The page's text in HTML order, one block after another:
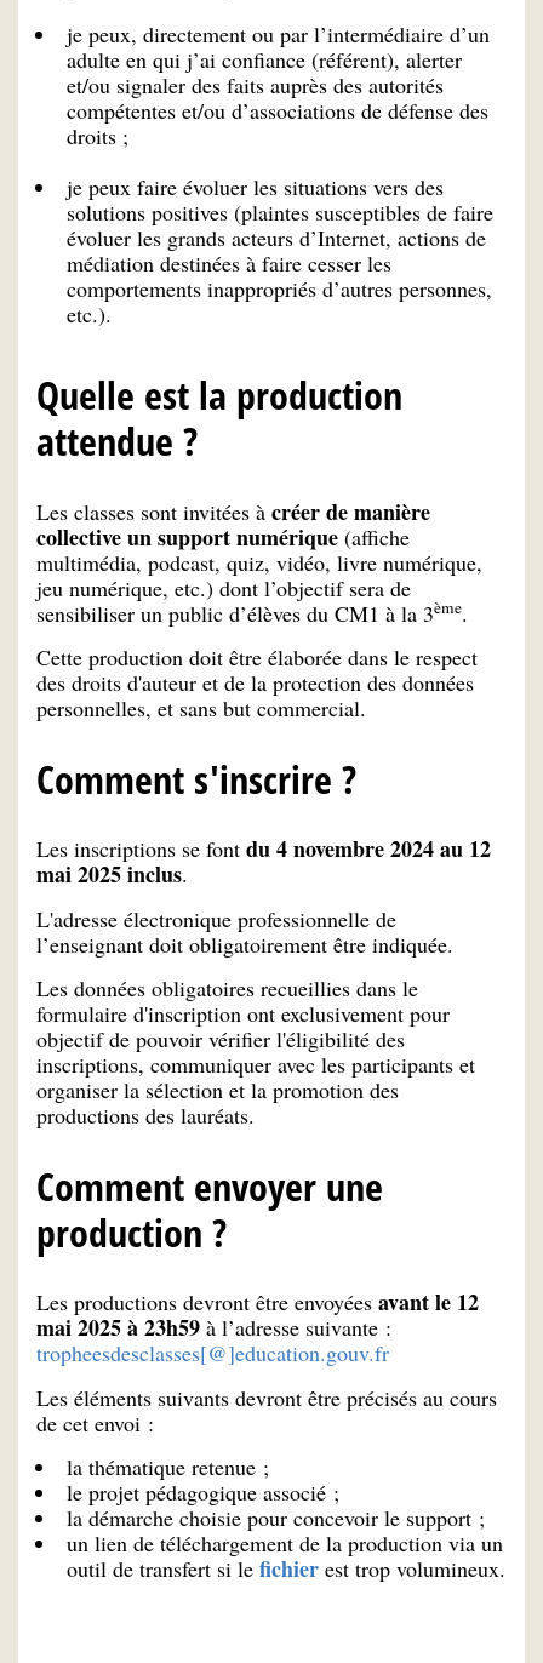
je peux, directement ou par l’intermédiaire d’un
adulte en qui j’ai confiance (référent), alerter
et/ou signaler des faits auprès des autorités
compétentes et/ou d’associations de défense des
droits ;
je peux faire évoluer les situations vers des
solutions positives (plaintes susceptibles de faire
évoluer les grands acteurs d’Internet, actions de
médiation destinées à faire cesser les
comportements inappropriés d’autres personnes,
etc.).
Quelle est la production
attendue ?
Les classes sont invitées à créer de manière
collective un support numérique (affiche
multimédia, podcast, quiz, vidéo, livre numérique,
jeu numérique, etc.) dont l’objectif sera de
sensibiliser un public d’élèves du CM1 à la 3ème.
Cette production doit être élaborée dans le respect
des droits d'auteur et de la protection des données
personnelles, et sans but commercial.
Comment s'inscrire ?
Les inscriptions se font du 4 novembre 2024 au 12
mai 2025 inclus.
L'adresse électronique professionnelle de
l’enseignant doit obligatoirement être indiquée.
Les données obligatoires recueillies dans le
formulaire d'inscription ont exclusivement pour
objectif de pouvoir vérifier l'éligibilité des
inscriptions, communiquer avec les participants et
organiser la sélection et la promotion des
productions des lauréats.
Comment envoyer une
production ?
Les productions devront être envoyées avant le 12
mai 2025 à 23h59 à l’adresse suivante :
tropheesdesclasses[@]education.gouv.fr
Les éléments suivants devront être précisés au cours
de cet envoi :
la thématique retenue ;
le projet pédagogique associé ;
la démarche choisie pour concevoir le support ;
un lien de téléchargement de la production via un
outil de transfert si le fichier est trop volumineux.